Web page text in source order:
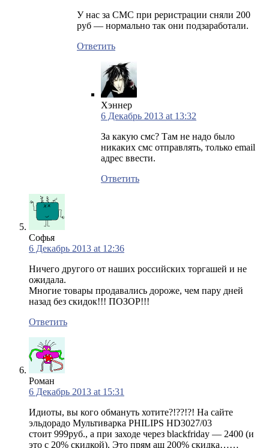
У нас за СМС при реристрации сняли 200
руб — нормально так они подзаработали.
Ответить
Хэннер
6 Декабрь 2013 at 13:32
За какую смс? Там не надо было
никаких смс отправлять, только email
адрес ввести.
Ответить
Софья
6 Декабрь 2013 at 12:36
Ничего другого от наших российских торгашей и не
ожидала.
Многие товары продавались дороже, чем пару дней
назад без скидок!!! ПОЗОР!!!
Ответить
Роман
6 Декабрь 2013 at 15:31
Идиоты, вы кого обмануть хотите?!??!?! На сайте
эльдорадо Мультиварка PHILIPS HD3027/03
стоит 999руб., а при заходе через blackfriday — 2400 (и
это с 20% скидкой). Это прям аш 200% скидка……